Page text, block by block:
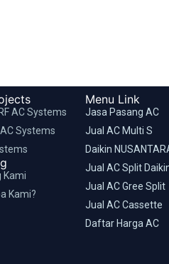
AC Systems
Systems
Kami
Kami?
Menu Link
Jasa Pasang AC
Jual AC Multi S
Daikin
Jual AC Split
Jual AC Gree Split
Jual AC Cassette
Daftar Harga AC